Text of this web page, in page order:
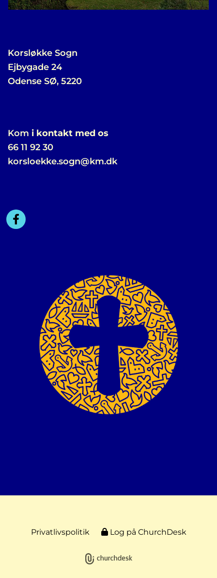
Korsløkke Sogn
Ejbygade 24
Odense SØ, 5220
Kom i kontakt med os
66 11 92 30
korsloekke.sogn@km.dk
Privatlivspolitik Log på ChurchDesk